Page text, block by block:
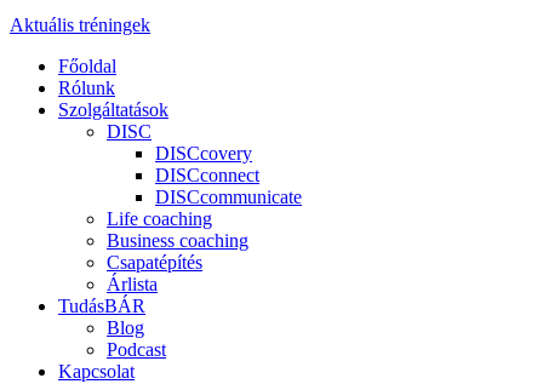
Aktuális tréningek
Főoldal
Rólunk
Szolgáltatások
DISC
DISCcovery
DISCconnect
DISCcommunicate
Life coaching
Business coaching
Csapatépítés
Árlista
TudásBÁR
Blog
Podcast
Kapcsolat